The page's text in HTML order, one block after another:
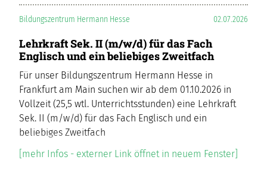
02.07.2026
Bildungszentrum Hermann Hesse
Lehrkraft Sek. II (m/w/d) für das Fach
Englisch und ein beliebiges Zweitfach
Für unser Bildungszentrum Hermann Hesse in
Frankfurt am Main suchen wir ab dem 01.10.2026 in
Vollzeit (25,5 wtl. Unterrichtsstunden) eine Lehrkraft
Sek. II (m/w/d) für das Fach Englisch und ein
beliebiges Zweitfach
[mehr Infos - externer Link öffnet in neuem Fenster]